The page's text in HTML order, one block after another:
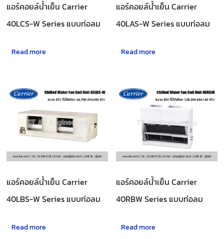
แอร์คอยล์น้ำเย็น Carrier
40LCS-W Series แบบท่อลม
Read more
แอร์คอยล์น้ำเย็น Carrier
40LAS-W Series แบบท่อลม
Read more
แอร์คอยล์น้ำเย็น Carrier
40LBS-W Series แบบท่อลม
Read more
แอร์คอยล์น้ำเย็น Carrier
40RBW Series แบบท่อลม
Read more